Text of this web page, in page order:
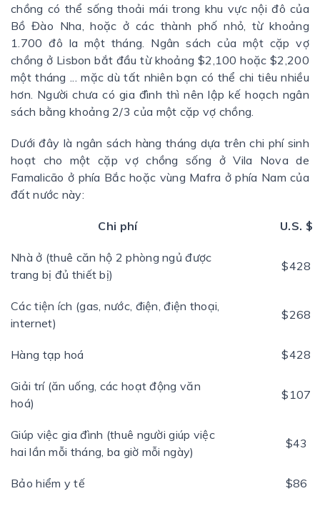
chồng có thể sống thoải mái trong khu vực nội đô của
Bồ Đào Nha, hoặc ở các thành phố nhỏ, từ khoảng
1.700 đô la một tháng. Ngân sách của một cặp vợ
chồng ở Lisbon bắt đầu từ khoảng $2,100 hoặc $2,200
một tháng ... mặc dù tất nhiên bạn có thể chi tiêu nhiều
hơn. Người chưa có gia đình thì nên lập kế hoạch ngân
sách bằng khoảng 2/3 của một cặp vợ chồng.
Dưới đây là ngân sách hàng tháng dựa trên chi phí sinh
hoạt cho một cặp vợ chồng sống ở Vila Nova de
Famalicão ở phía Bắc hoặc vùng Mafra ở phía Nam của
đất nước này:
Chi phí U.S. $
Nhà ở (thuê căn hộ 2 phòng ngủ được
trang bị đủ thiết bị)
$428
Các tiện ích (gas, nước, điện, điện thoại,
internet)
$268
Hàng tạp hoá $428
Giải trí (ăn uống, các hoạt động văn
hoá)
$107
Giúp việc gia đình (thuê người giúp việc
hai lần mỗi tháng, ba giờ mỗi ngày)
$43
Bảo hiểm y tế $86